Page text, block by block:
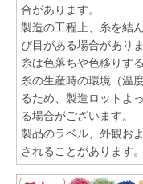
合があります。
製造の工程上、糸を結
び目がある場合がありま
糸は色落ちや色移りす
糸の生産時の環境（温
るため、製造ロットよ
る場合がございます。
製品のラベル、外観お
されることがあります。